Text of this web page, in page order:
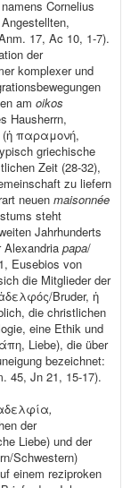
Cornelius
17, Ac 10, 1-7).
der
komplexer und
am oikos
Hausherrn,
(ἡ παραμονή,
griechische
Zeit (28-32),
zu liefern
neuen maisonnée
steht
Jahrhunderts
Alexandria papa/
Eusebios von
die Mitglieder der
Bruder, ἡ
die christlichen
eine Ethik und
Liebe), die über
bezeichnet:
45, Jn 21, 15-17).
,
der
Liebe) und der
Schwestern)
einem reziproken